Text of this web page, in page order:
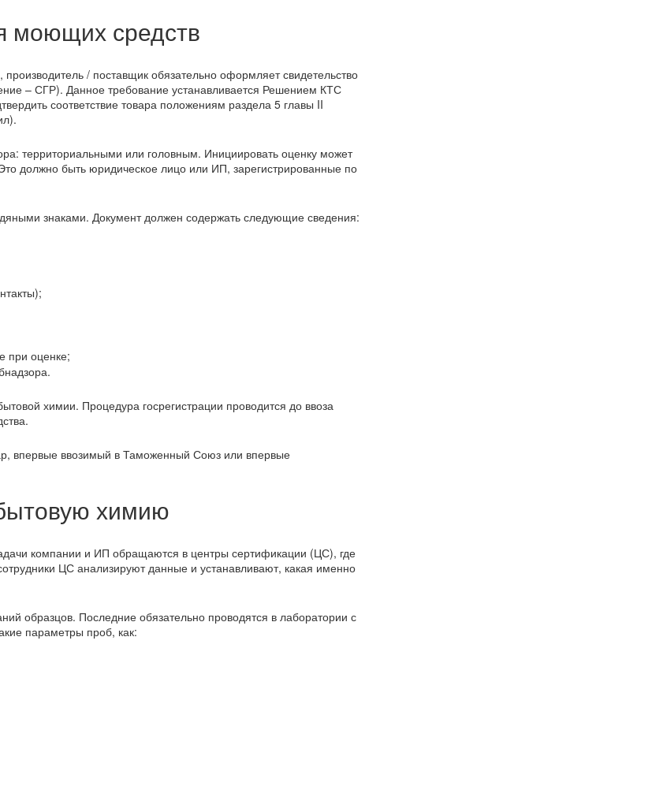
моющих средств
/ поставщик обязательно оформляет свидетельство
– СГР). Данное требование устанавливается Решением КТС
соответствие товара положениям раздела 5 главы II
территориальными или головным. Инициировать оценку может
должно быть юридическое лицо или ИП, зарегистрированные по
знаками. Документ должен содержать следующие сведения:
при оценке;
химии. Процедура госрегистрации проводится до ввоза
впервые ввозимый в Таможенный Союз или впервые
химию
компании и ИП обращаются в центры сертификации (ЦС), где
ЦС анализируют данные и устанавливают, какая именно
образцов. Последние обязательно проводятся в лаборатории с
параметры проб, как: